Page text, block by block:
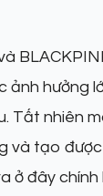
ảnh hưởng
Tất nhiên
và tạo được
ở đây